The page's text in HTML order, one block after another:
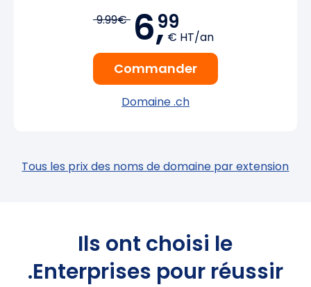
9.99€ 6,99
€ HT/an
Commander
Domaine .ch
Tous les prix des noms de domaine par extension
Ils ont choisi le
.Enterprises pour réussir